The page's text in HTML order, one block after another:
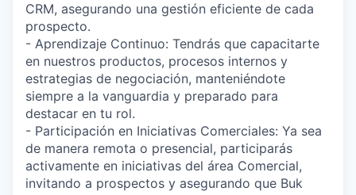
CRM, asegurando una gestión eficiente de cada
prospecto.
- Aprendizaje Continuo: Tendrás que capacitarte
en nuestros productos, procesos internos y
estrategias de negociación, manteniéndote
siempre a la vanguardia y preparado para
destacar en tu rol.
- Participación en Iniciativas Comerciales: Ya sea
de manera remota o presencial, participarás
activamente en iniciativas del área Comercial,
invitando a prospectos y asegurando que Buk